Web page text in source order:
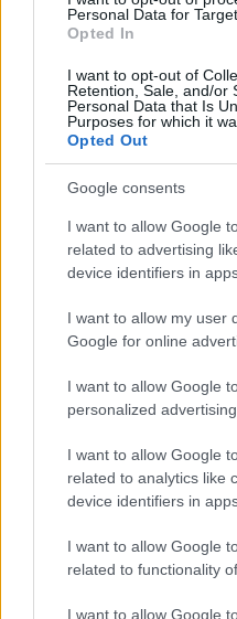
Personal Data for
Opted In
I want to opt-out of
Retention, Sale, and/or
Personal Data that Is
Purposes for which it
Opted Out
Google consents
I want to allow Google
related to advertising
device identifiers in
I want to allow my user
Google for online
I want to allow Google
personalized advertising.
I want to allow Google
related to analytics like
device identifiers in
I want to allow Google
related to functionality
I want to allow Google
καλοκαιρινές
αποκλειστικότητες
Gigabit: με εξοπλισμό TP-
Link απ' άκρη σ' άκρη
Gran Turismo 7: ξεκινούν
οι προπαραγγελίες